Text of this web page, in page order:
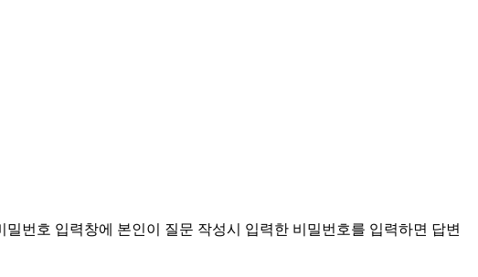
번호 입력창에 본인이 질문 작성시 입력한 비밀번호를 입력하면 답변